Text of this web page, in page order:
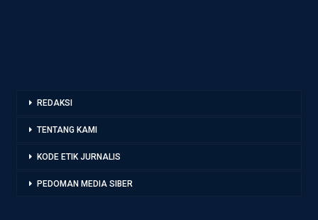
REDAKSI
TENTANG KAMI
KODE ETIK JURNALIS
PEDOMAN MEDIA SIBER